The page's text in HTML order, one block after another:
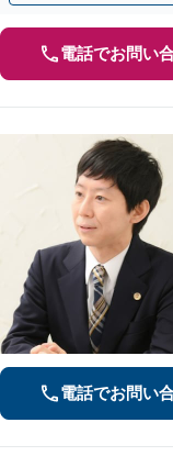
電話でお問い
電話でお問い